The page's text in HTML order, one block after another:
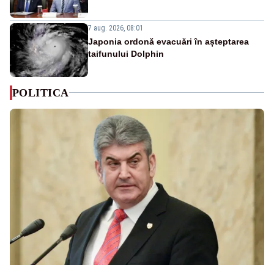
7 aug. 2026, 08:01
Japonia ordonă evacuări în așteptarea
taifunului Dolphin
POLITICA